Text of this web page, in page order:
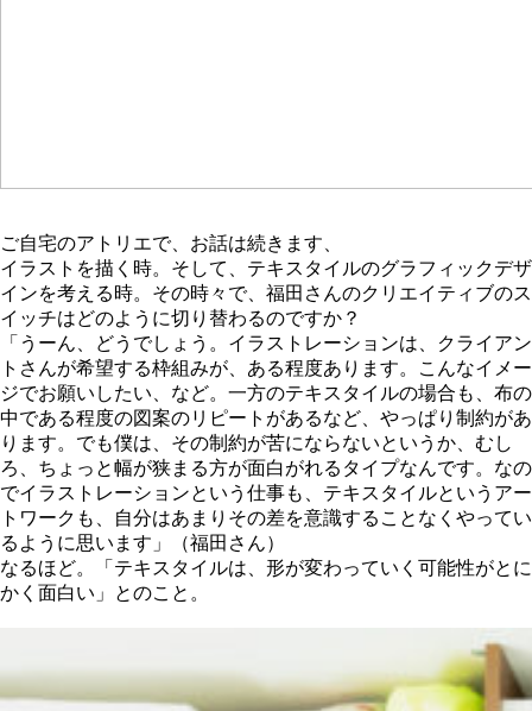
ご自宅のアトリエで、お話は続きます、
イラストを描く時。そして、テキスタイルのグラフィックデザ
インを考える時。その時々で、福田さんのクリエイティブのス
イッチはどのように切り替わるのですか？
「うーん、どうでしょう。イラストレーションは、クライアン
トさんが希望する枠組みが、ある程度あります。こんなイメー
ジでお願いしたい、など。一方のテキスタイルの場合も、布の
中である程度の図案のリピートがあるなど、やっぱり制約があ
ります。でも僕は、その制約が苦にならないというか、むし
ろ、ちょっと幅が狭まる方が面白がれるタイプなんです。なの
でイラストレーションという仕事も、テキスタイルというアー
トワークも、自分はあまりその差を意識することなくやってい
るように思います」（福田さん）
なるほど。「テキスタイルは、形が変わっていく可能性がとに
かく面白い」とのこと。